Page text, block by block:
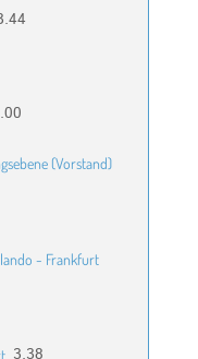
(Vorstand)
- Frankfurt